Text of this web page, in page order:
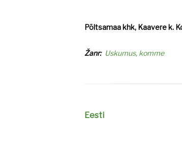
Põltsamaa khk, Kaavere k.
Žanr Uskumus, komme
Eesti